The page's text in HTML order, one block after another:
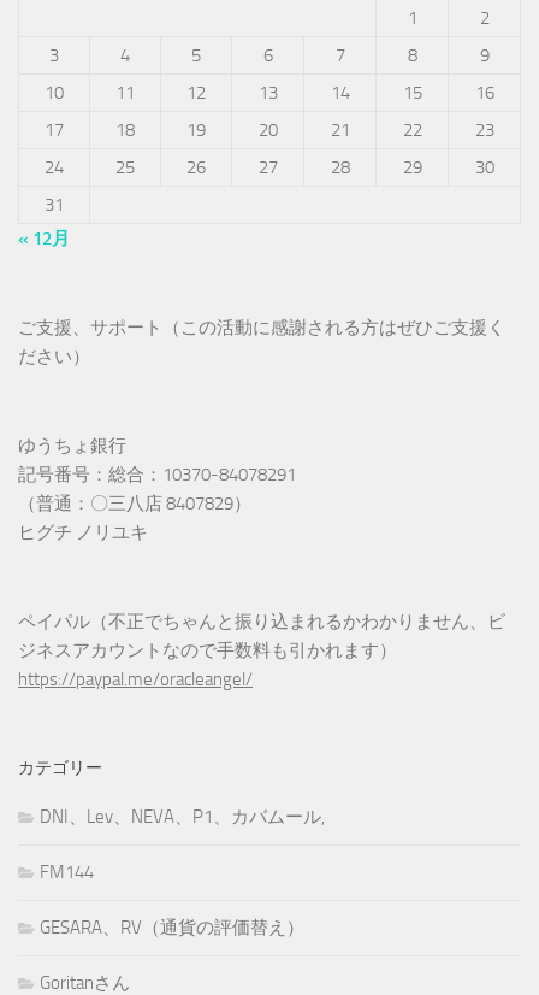
1
2
3
4 5 6 7 8
9
10
11 12 13 14 15
16
17
18 19 20 21 22
23
24
25 26 27 28 29
30
31
« 12月
ご支援、サポート（この活動に感謝される方はぜひご支援く
ださい）
ゆうちょ銀行
記号番号：総合：10370-84078291
（普通：〇三八店 8407829）
ヒグチ ノリユキ
ペイパル（不正でちゃんと振り込まれるかわかりません、ビ
ジネスアカウントなので手数料も引かれます）
https://paypal.me/oracleangel/
カテゴリー
DNI、Lev、NEVA、P1、カバムール,
FM144
GESARA、RV（通貨の評価替え）
Goritanさん